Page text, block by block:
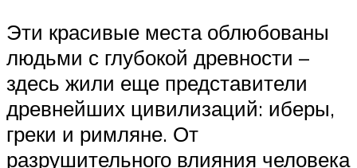
Эти красивые места облюбованы
людьми с глубокой древности –
здесь жили еще представители
древнейших цивилизаций: иберы,
греки и римляне. От
разрушительного влияния человека